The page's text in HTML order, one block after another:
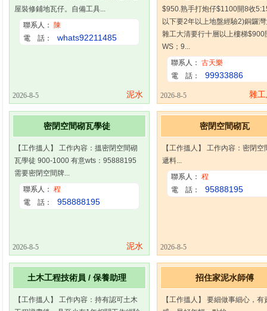
屋裝修鋪地瓦仔。自備工具...
聯系人：
陳
電 話：
whats92211485
泥水
2026-8-5
$950.熟手打炮仔$1100開8收
以下要2年以上地盤經驗2)銅鑼
雜工大清要行十層以上樓梯$900
WS；9...
聯系人： 古天樂
電 話：
99933886
雜
2026-8-5
密閉空間砌瓦學徒
【工作搵人】 工作內容：搵密閉空間砌
瓦學徒 900-1000 有意wts：95888195
需要密閉空間牌...
聯系人： 程
電 話：
958888195
泥水
2026-8-5
密閉空間砌瓦
【工作搵人】 工作內容：密閉空
遞料...
聯系人： 程
電 話：
95888195
2026-8-5
土木工程技術員 / 保養助理
【工作搵人】 工作內容：持有認可土木
招住家泥水師傅
【工作搵人】 要細做事細心，有